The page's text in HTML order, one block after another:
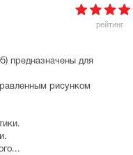
рейтинг
предназначены для
рисунком